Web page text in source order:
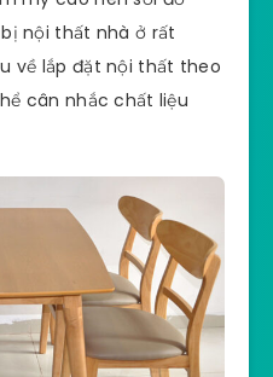
nội thất nhà ở rất
về lắp đặt nội thất theo
cân nhắc chất liệu